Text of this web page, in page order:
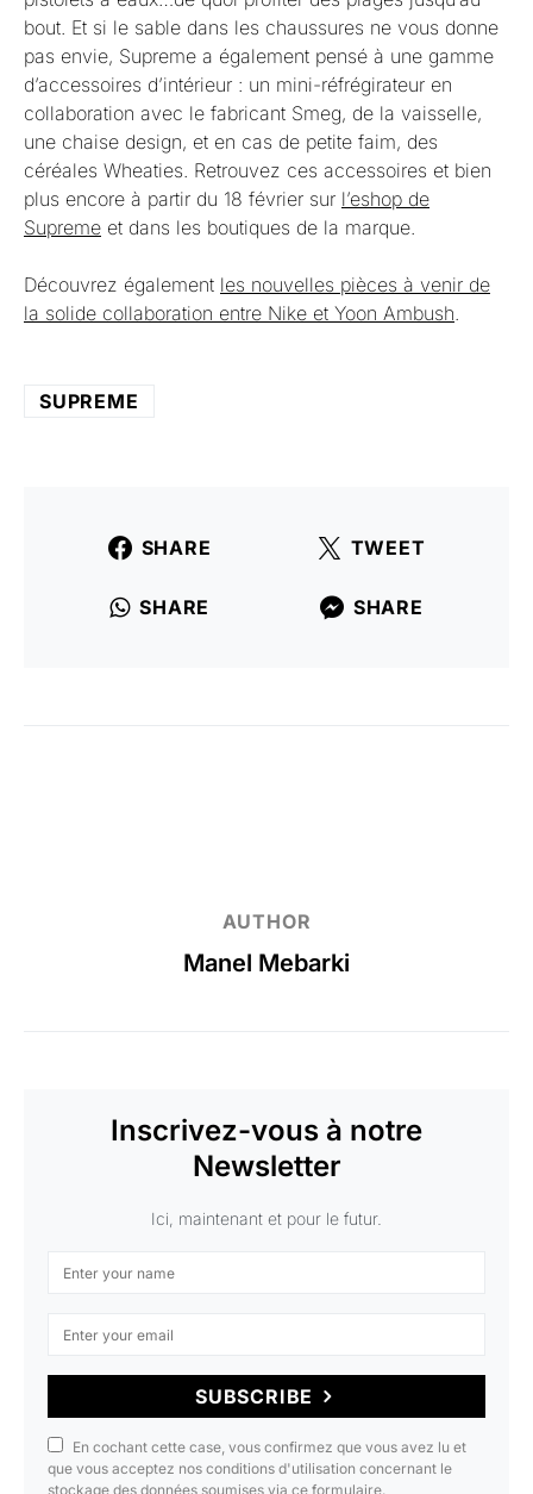
bout. Et si le sable dans les chaussures ne vous donne
pas envie, Supreme a également pensé à une gamme
d’accessoires d’intérieur : un mini-réfrégirateur en
collaboration avec le fabricant Smeg, de la vaisselle,
une chaise design, et en cas de petite faim, des
céréales Wheaties. Retrouvez ces accessoires et bien
plus encore à partir du 18 février sur l’eshop de
Supreme et dans les boutiques de la marque.
Découvrez également les nouvelles pièces à venir de
la solide collaboration entre Nike et Yoon Ambush.
SUPREME
SHARE TWEET
SHARE SHARE
AUTHOR
Manel Mebarki
Inscrivez-vous à notre
Newsletter
Ici, maintenant et pour le futur.
SUBSCRIBE
En cochant cette case, vous confirmez que vous avez lu et
que vous acceptez nos conditions d'utilisation concernant le
stockage des données soumises via ce formulaire.